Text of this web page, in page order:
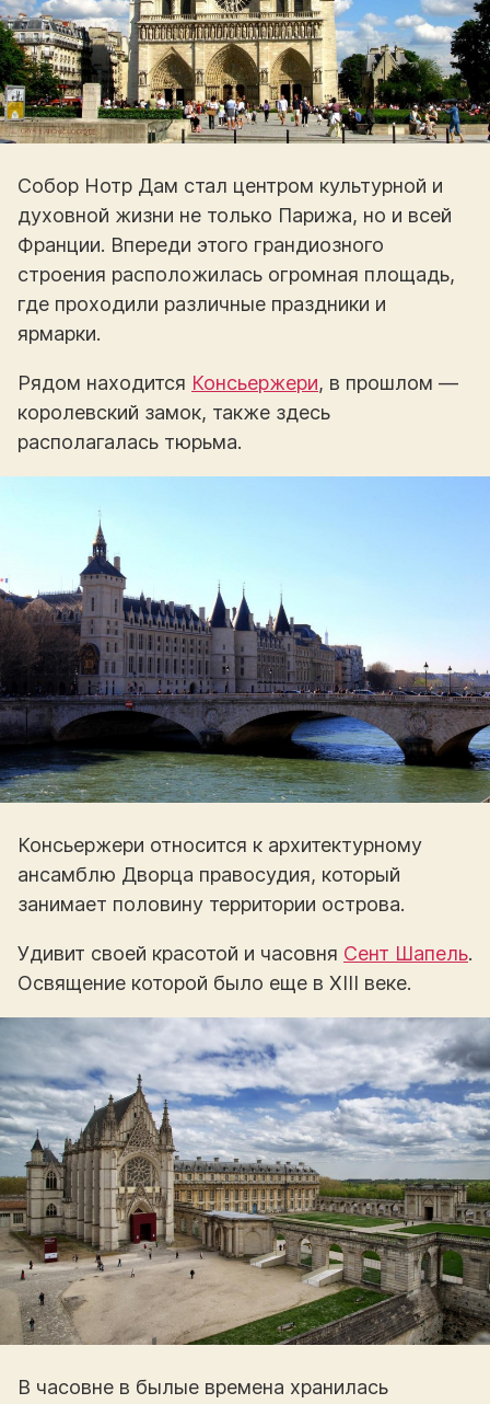
Собор Нотр Дам стал центром культурной и
духовной жизни не только Парижа, но и всей
Франции. Впереди этого грандиозного
строения расположилась огромная площадь,
где проходили различные праздники и
ярмарки.
Рядом находится Консьержери, в прошлом —
королевский замок, также здесь
располагалась тюрьма.
Консьержери относится к архитектурному
ансамблю Дворца правосудия, который
занимает половину территории острова.
Удивит своей красотой и часовня Сент Шапель.
Освящение которой было еще в XIII веке.
В часовне в былые времена хранилась